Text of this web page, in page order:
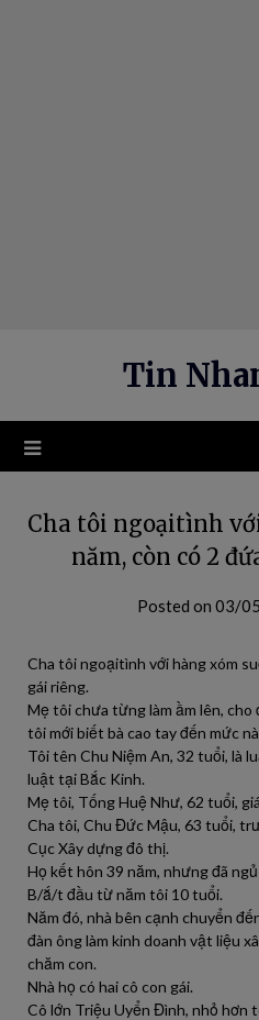
Tin
Cha tôi ngoạitình
năm, còn có 2
Posted on 03/
Cha tôi ngoạitình với hàng xóm
gái riêng.
Mẹ tôi chưa từng làm ầm lên,
tôi mới biết bà cao tay đến mức
Tôi tên Chu Niệm An, 32 tuổi, là
luật tại Bắc Kinh.
Mẹ tôi, Tống Huệ Như, 62 tuổi,
Cha tôi, Chu Đức Mậu, 63 tuổi,
Cục Xây dựng đô thị.
Họ kết hôn 39 năm, nhưng đã
B/ắ/t đầu từ năm tôi 10 tuổi.
Năm đó, nhà bên cạnh chuyển
đàn ông làm kinh doanh vật liệu
chăm con.
Nhà họ có hai cô con gái.
Cô lớn Triệu Uyển Đình, nhỏ hơn